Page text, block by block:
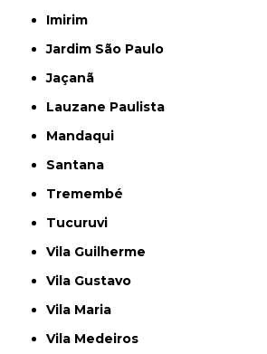
Imirim
Jardim São Paulo
Jaçanã
Lauzane Paulista
Mandaqui
Santana
Tremembé
Tucuruvi
Vila Guilherme
Vila Gustavo
Vila Maria
Vila Medeiros